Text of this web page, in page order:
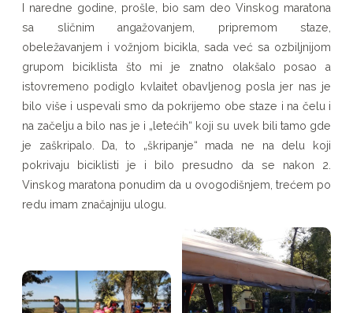
I naredne godine, prošle, bio sam deo Vinskog maratona
sa sličnim angažovanjem, pripremom staze,
obeležavanjem i vožnjom bicikla, sada već sa ozbiljnijom
grupom biciklista što mi je znatno olakšalo posao a
istovremeno podiglo kvlaitet obavljenog posla jer nas je
bilo više i uspevali smo da pokrijemo obe staze i na čelu i
na začelju a bilo nas je i „letećih“ koji su uvek bili tamo gde
je zaškripalo. Da, to „škripanje“ mada ne na delu koji
pokrivaju biciklisti je i bilo presudno da se nakon 2.
Vinskog maratona ponudim da u ovogodišnjem, trećem po
redu imam značajniju ulogu.